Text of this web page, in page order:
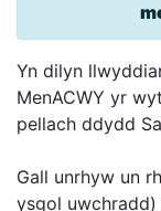
Yn dilyn
MenACWY yr
pellach ddydd
Gall unrhyw un
ysgol